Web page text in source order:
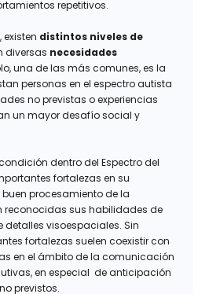
repetitivos.
existen distintos niveles de
diversas necesidades
una de las más comunes, es la
personas en el espectro autista
no previstas o experiencias
un mayor desafío social y
dentro del Espectro del
fortalezas en su
buen procesamiento de la
reconocidas sus habilidades de
detalles visoespaciales. Sin
fortalezas suelen coexistir con
en el ámbito de la comunicación
en especial de anticipación
previstos.